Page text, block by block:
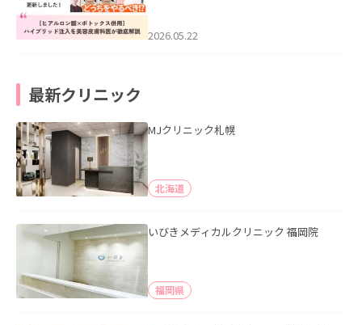
た。
2026.05.22
最新クリニック
MJクリニック札幌
北海道
いびきメディカルクリニック 福岡院
福岡県